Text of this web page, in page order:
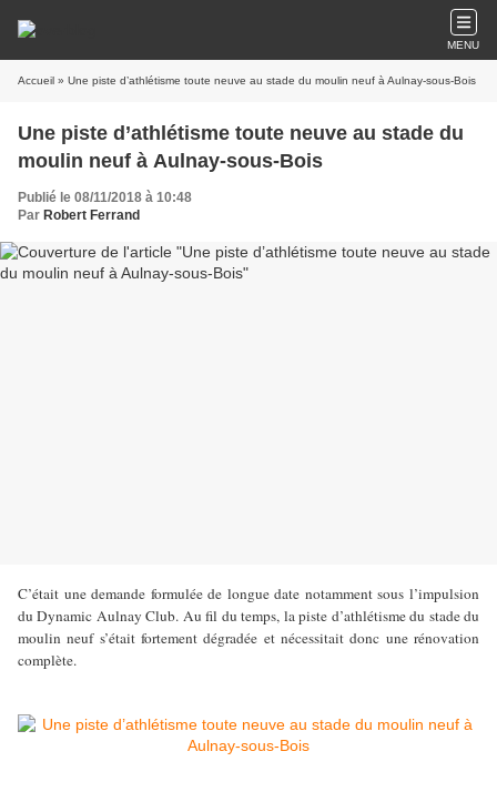
MENU
Accueil » Une piste d’athlétisme toute neuve au stade du moulin neuf à Aulnay-sous-Bois
Une piste d’athlétisme toute neuve au stade du
moulin neuf à Aulnay-sous-Bois
Publié le 08/11/2018 à 10:48
Par Robert Ferrand
C’était une demande formulée de longue date notamment sous l’impulsion
du Dynamic Aulnay Club. Au fil du temps, la piste d’athlétisme du stade du
moulin neuf s’était fortement dégradée et nécessitait donc une rénovation
complète.